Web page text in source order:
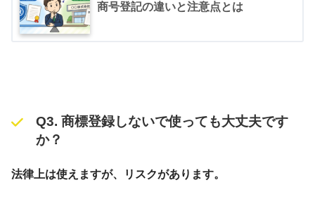
商号登記の違いと注意点とは
Q3. 商標登録しないで使っても大丈夫です
か？
法律上は使えますが、リスクがあります。